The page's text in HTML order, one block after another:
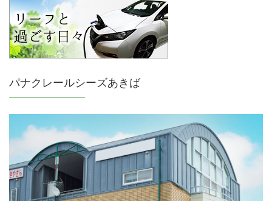
パナクレールシーズあきば